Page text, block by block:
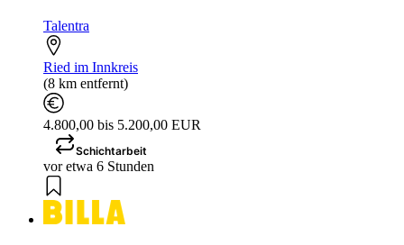
Talentra
Ried im Innkreis
(8 km entfernt)
4.800,00 bis 5.200,00 EUR
Schichtarbeit
vor etwa 6 Stunden